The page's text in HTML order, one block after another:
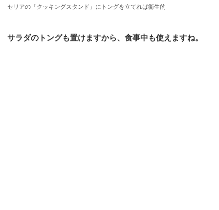
セリアの「クッキングスタンド」にトングを立てれば衛生的
サラダのトングも置けますから、食事中も使えますね。